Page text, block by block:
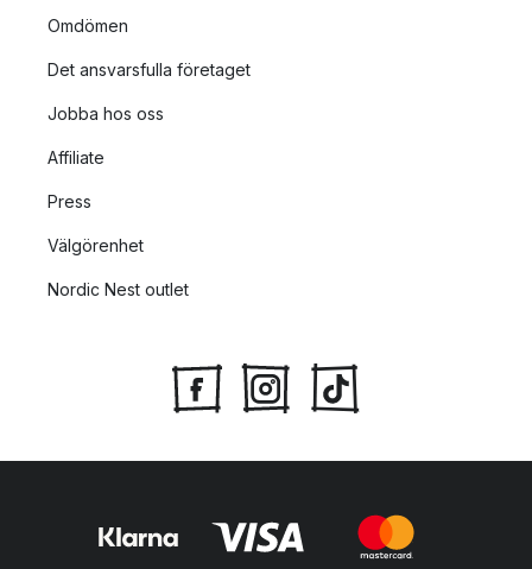
Omdömen
Det ansvarsfulla företaget
Jobba hos oss
Affiliate
Press
Välgörenhet
Nordic Nest outlet